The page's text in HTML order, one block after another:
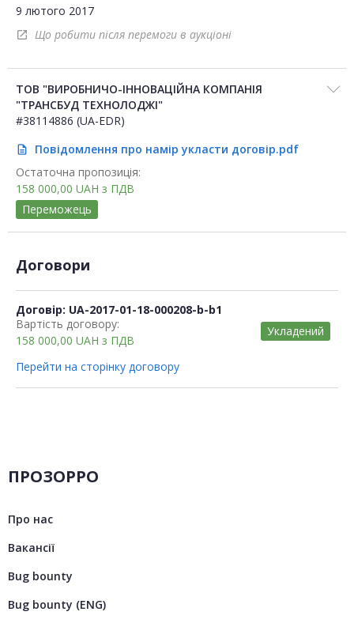
9 лютого 2017
open_in_new Що робити після перемоги в аукціоні
ТОВ "ВИРОБНИЧО-ІННОВАЦІЙНА КОМПАНІЯ
"ТРАНСБУД ТЕХНОЛОДЖІ"
#38114886 (UA-EDR)
description
Повідомлення про намір укласти договір.pdf
Остаточна пропозиція:
158 000,00 UAH з ПДВ
Переможець
Договори
Договір: UA-2017-01-18-000208-b-b1
Вартість договору:
158 000,00 UAH з ПДВ
Укладений
Перейти на сторінку договору
ПРОЗОРРО
Про нас
Вакансії
Bug bounty
Bug bounty (ENG)